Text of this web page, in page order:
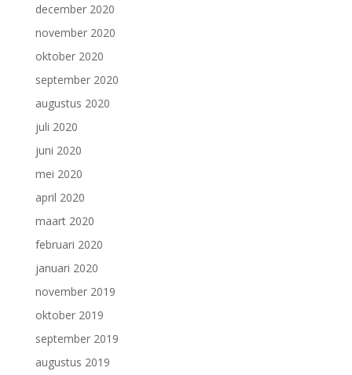
december 2020
november 2020
oktober 2020
september 2020
augustus 2020
juli 2020
juni 2020
mei 2020
april 2020
maart 2020
februari 2020
januari 2020
november 2019
oktober 2019
september 2019
augustus 2019